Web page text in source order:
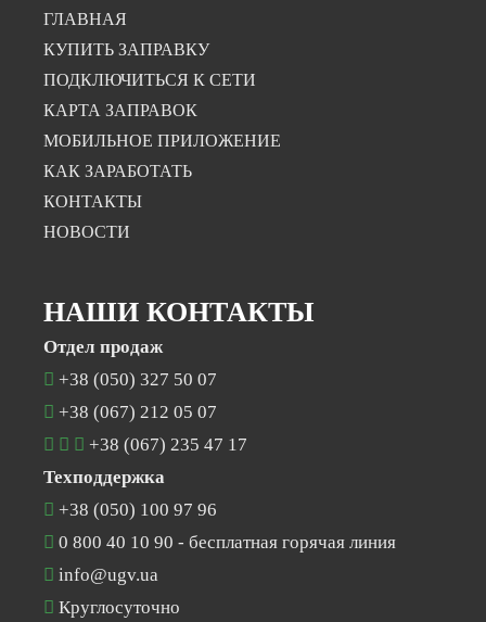
ГЛАВНАЯ
КУПИТЬ ЗАПРАВКУ
ПОДКЛЮЧИТЬСЯ К СЕТИ
КАРТА ЗАПРАВОК
МОБИЛЬНОЕ ПРИЛОЖЕНИЕ
КАК ЗАРАБОТАТЬ
КОНТАКТЫ
НОВОСТИ
НАШИ КОНТАКТЫ
Отдел продаж
+38 (050) 327 50 07
+38 (067) 212 05 07
+38 (067) 235 47 17
Техподдержка
+38 (050) 100 97 96
0 800 40 10 90 - бесплатная горячая линия
info@ugv.ua
Круглосуточно